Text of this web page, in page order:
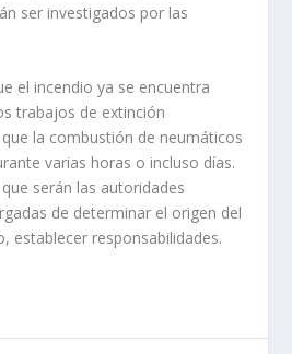
ser investigados por las
el incendio ya se encuentra
trabajos de extinción
la combustión de neumáticos
varias horas o incluso días.
serán las autoridades
de determinar el origen del
establecer responsabilidades.